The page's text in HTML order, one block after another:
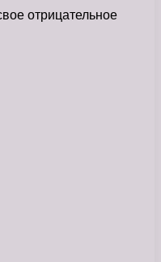
отрицательное